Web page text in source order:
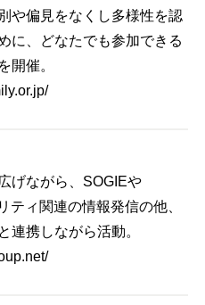
や偏見をなくし多様性を認
に、どなたでも参加できる
開催。
げながら、SOGIEや
ティ関連の情報発信の他、
連携しながら活動。